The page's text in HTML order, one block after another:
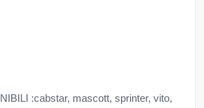
:cabstar, mascott, sprinter, vito,